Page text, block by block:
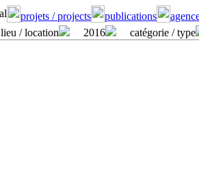
projets / projects publications
lieu / location 2016 catégorie / type